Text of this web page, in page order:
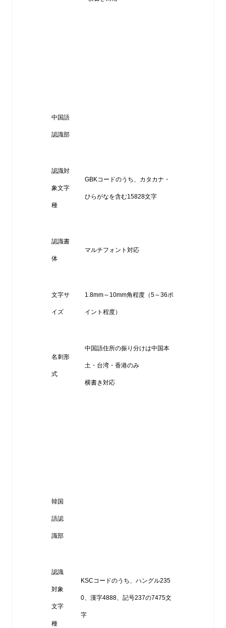
中国語
認識部
認識対
象文字
種
GBKコードのうち、カタカナ・
ひらがなを含む15828文字
認識書
体
マルチフォント対応
文字サ
イズ
1.8mm～10mm角程度（5～36ポ
イント程度）
名刺形
式
中国語住所の振り分けは中国本
土・台湾・香港のみ
横書き対応
韓国
語認
識部
認識
対象
文字
種
KSCコードのうち、ハングル235
0、漢字4888、記号237の7475文
字